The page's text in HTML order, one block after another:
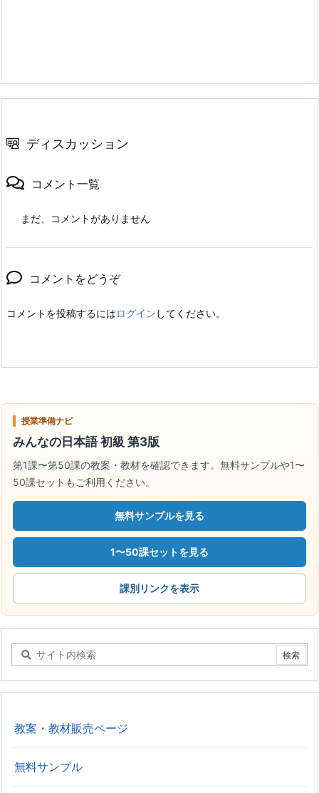
ディスカッション
コメント一覧
まだ、コメントがありません
コメントをどうぞ
コメントを投稿するにはログイン してください。
授業準備ナビ
みんなの日本語 初級 第3版
第1課〜第50課の教案・教材を確認できます。無料サンプルや1〜
50課セットもご利用ください。
無料サンプルを見る
1〜50課セットを見る
課別リンクを表示
教案・教材販売ページ
無料サンプル